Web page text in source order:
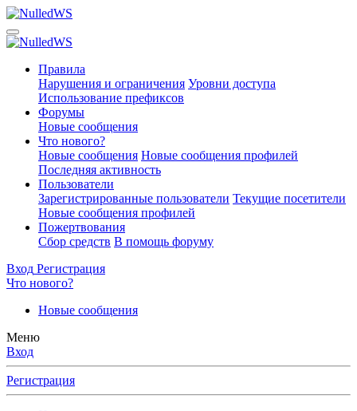
Правила
Нарушения и ограничения Уровни доступа
Использование префиксов
Форумы
Новые сообщения
Что нового?
Новые сообщения Новые сообщения профилей
Последняя активность
Пользователи
Зарегистрированные пользователи Текущие посетители
Новые сообщения профилей
Пожертвования
Сбор средств В помощь форуму
Вход Регистрация
Что нового?
Новые сообщения
Меню
Вход
Регистрация